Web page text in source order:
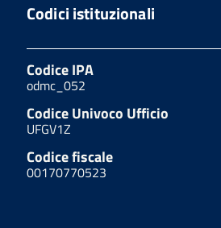
Codici istituzionali
Codice IPA
odmc_052
Codice Univoco Ufficio
UFGV1Z
Codice fiscale
00170770523